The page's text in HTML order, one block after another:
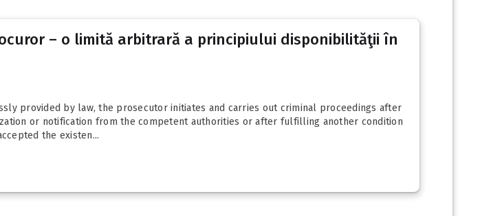
– o limită arbitrară a principiului disponibilităţii în
provided by law, the prosecutor initiates and carries out criminal proceedings after
or notification from the competent authorities or after fulfilling another condition
the existen...